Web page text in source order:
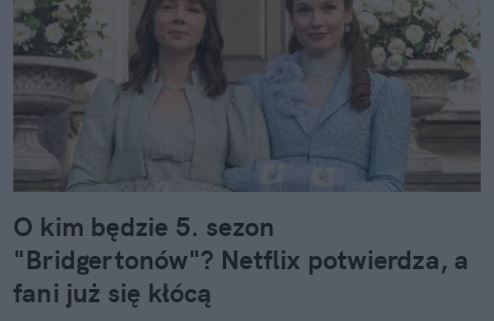
O kim będzie 5. sezon
"Bridgertonów"? Netflix potwierdza, a
fani już się kłócą